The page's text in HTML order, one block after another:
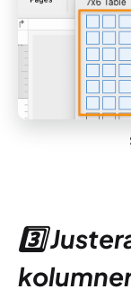
3️⃣